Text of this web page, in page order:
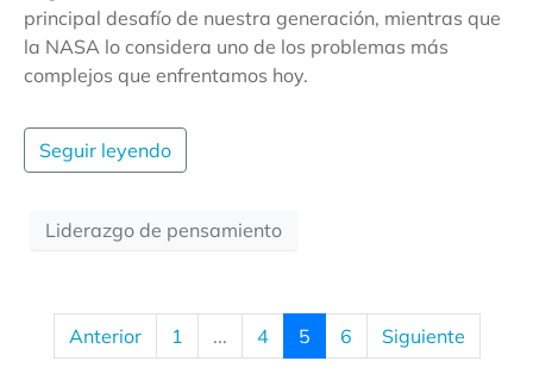
principal desafío de nuestra generación, mientras que
la NASA lo considera uno de los problemas más
complejos que enfrentamos hoy.
Seguir leyendo
Liderazgo de pensamiento
Anterior 1 ... 4 5 6 Siguiente